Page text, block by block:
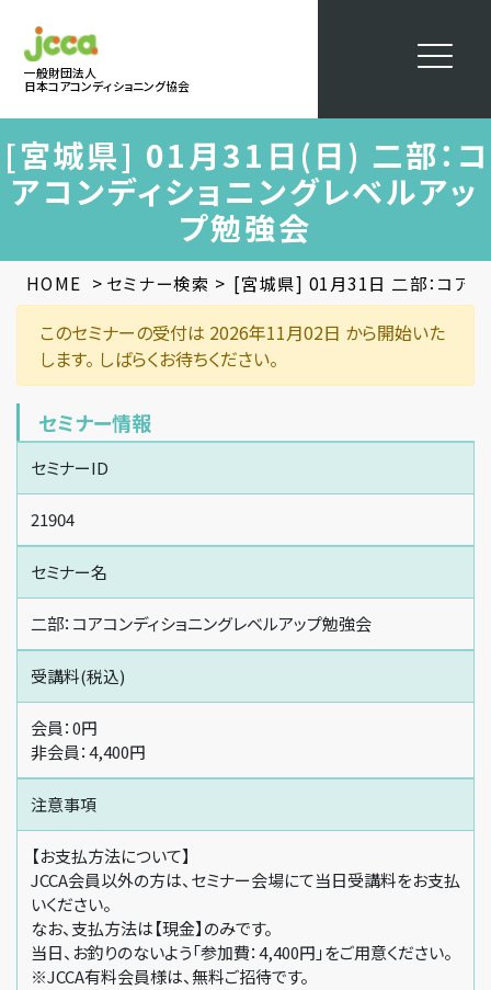
一般財団法人
日本コアコンディショニング協会
[宮城県] 01月31日(日) 二部：コ
アコンディショニングレベルアッ
プ勉強会
HOME > セミナー検索 > [宮城県] 01月31日 二部：コアコ
このセミナーの受付は 2026年11月02日 から開始いた
します。 しばらくお待ちください。
セミナー情報
セミナーID
21904
セミナー名
二部：コアコンディショニングレベルアップ勉強会
受講料(税込)
会員：0円
非会員：4,400円
注意事項
【お支払方法について】
JCCA会員以外の方は、セミナー会場にて当日受講料をお支払
いください。
なお、支払方法は【現金】のみです。
当日、お釣りのないよう「参加費：4,400円」をご用意ください。
※JCCA有料会員様は、無料ご招待です。